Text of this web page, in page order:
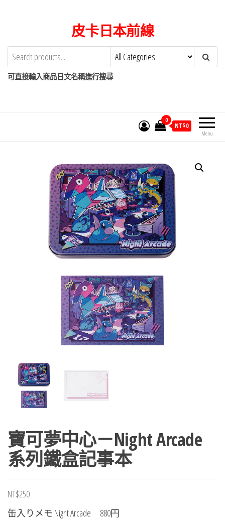
content
皮卡日本前線
可直接輸入商品日文名稱進行搜尋
Menu
0
NT$0
寶可夢中心－Night Arcade
系列鐵盒記事本
NT$250
缶入りメモ Night Arcade 880円